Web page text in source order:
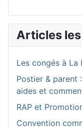
Articles
Les congés à La
Postier & parent
aides et
RAP et
Convention